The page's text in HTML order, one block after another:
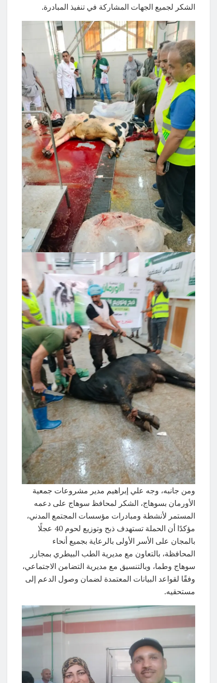
الشكر لجميع الجهات المشاركة في تنفيذ المبادرة.
ومن جانبه، وجه علي إبراهيم مدير مشروعات جمعية
الأورمان بسوهاج، الشكر لمحافظ سوهاج على دعمه
المستمر لأنشطة ومبادرات مؤسسات المجتمع المدني،
مؤكدًا أن الحملة تستهدف ذبح وتوزيع لحوم 40 عجلًا
بالمجان على الأسر الأولى بالرعاية بجميع أنحاء
المحافظة، بالتعاون مع مديرية الطب البيطري بمجازر
سوهاج وطما، وبالتنسيق مع مديرية التضامن الاجتماعي،
وفقًا لقواعد البيانات المعتمدة لضمان وصول الدعم إلى
مستحقيه.